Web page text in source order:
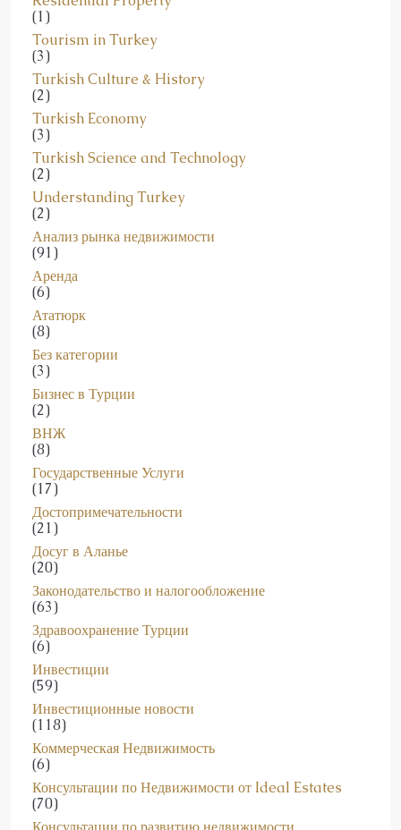
Tourism in Turkey
(3)
Turkish Culture & History
(2)
Turkish Economy
(3)
Turkish Science and Technology
(2)
Understanding Turkey
(2)
Анализ рынка недвижимости
(91)
Аренда
(6)
Ататюрк
(8)
Без категории
(3)
Бизнес в Турции
(2)
ВНЖ
(8)
Государственные Услуги
(17)
Достопримечательности
(21)
Досуг в Аланье
(20)
Законодательство и налогообложение
(63)
Здравоохранение Турции
(6)
Инвестиции
(59)
Инвестиционные новости
(118)
Коммерческая Недвижимость
(6)
Консультации по Недвижимости от Ideal Estates
(70)
Консультации по развитию недвижимости
(1)